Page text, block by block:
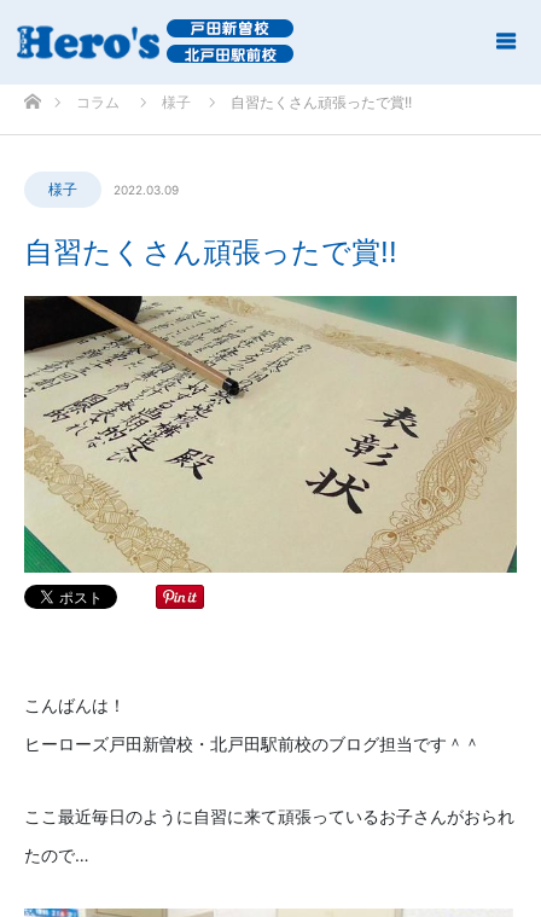
ホームコラム 様子 自習たくさん頑張ったで賞!!
様子 2022.03.09
自習たくさん頑張ったで賞!!
こんばんは！
ヒーローズ戸田新曽校・北戸田駅前校のブログ担当です＾＾
ここ最近毎日のように自習に来て頑張っているお子さんがおられ
たので…